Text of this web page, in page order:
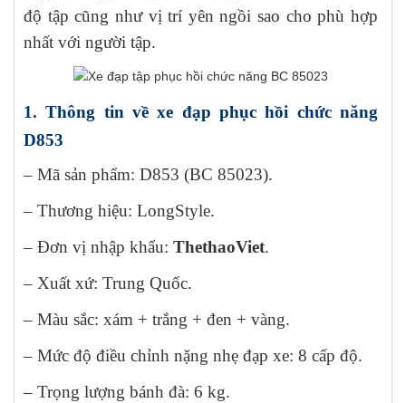
độ tập cũng như vị trí yên ngồi sao cho phù hợp
nhất với người tập.
1. Thông tin về xe đạp phục hồi chức năng
D853
– Mã sản phẩm: D853 (BC 85023).
– Thương hiệu: LongStyle.
– Đơn vị nhập khẩu: ThethaoViet.
– Xuất xứ: Trung Quốc.
– Màu sắc: xám + trắng + đen + vàng.
– Mức độ điều chỉnh nặng nhẹ đạp xe: 8 cấp độ.
– Trọng lượng bánh đà: 6 kg.